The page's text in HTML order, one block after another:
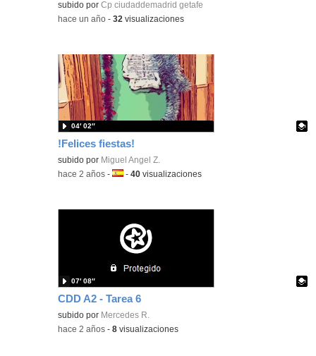
Contenido educativo.
subido porCp ciudaddemadrid getafe
-hace un año -32 visualizaciones
!Felices fiestas!
Contenido educativo.
subido por Miguel Angel Z.
04′ 02″
-hace 2 años -Idioma:
-40 visualizaciones
CDD A2 - Tarea 6
Contenido educativo.
subido por Mercedes R.
07′ 08″
-hace 2 años -8 visualizaciones